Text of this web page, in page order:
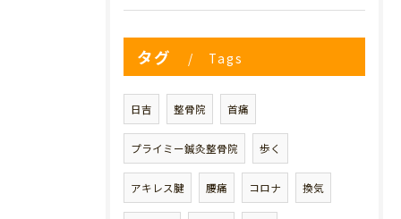
タグ Tags
日吉 整骨院 首痛
プライミー鍼灸整骨院 歩く
アキレス腱 腰痛 コロナ 換気